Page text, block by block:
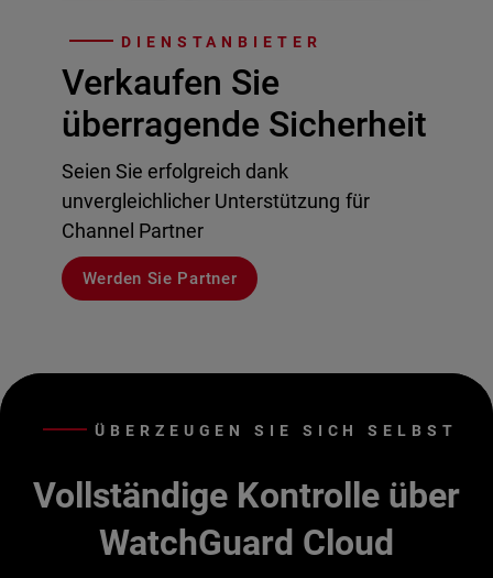
DIENSTANBIETER
Verkaufen Sie
überragende Sicherheit
Seien Sie erfolgreich dank
unvergleichlicher Unterstützung für
Channel Partner
Werden Sie Partner
ÜBERZEUGEN SIE SICH SELBST
Vollständige Kontrolle über
WatchGuard Cloud